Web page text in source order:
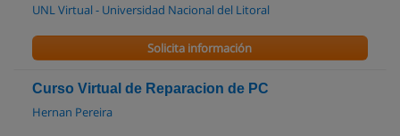
UNL Virtual - Universidad Nacional del Litoral
Solicita información
Curso Virtual de Reparacion de PC
Hernan Pereira